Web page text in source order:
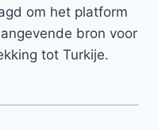
om het platform
bron voor
tot Turkije.